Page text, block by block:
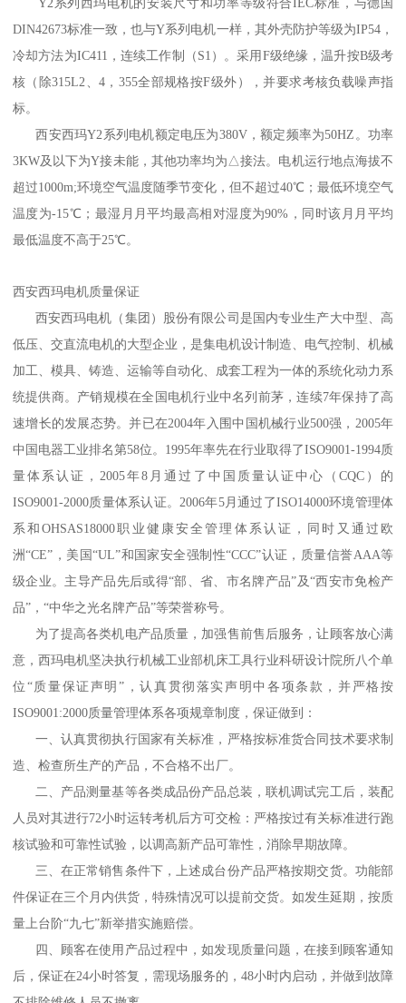
Y2系列西玛电机的安装尺寸和功率等级符合IEC标准，与德国
DIN42673标准一致，也与Y系列电机一样，其外壳防护等级为IP54，
冷却方法为IC411，连续工作制（S1）。采用F级绝缘，温升按B级考
核（除315L2、4，355全部规格按F级外），并要求考核负载噪声指
标。
西安西玛Y2系列电机额定电压为380V，额定频率为50HZ。功率
3KW及以下为Y接未能，其他功率均为△接法。电机运行地点海拔不
超过1000m;环境空气温度随季节变化，但不超过40℃；最低环境空气
温度为-15℃；最湿月月平均最高相对湿度为90%，同时该月月平均
最低温度不高于25℃。
西安西玛电机质量保证
西安西玛电机（集团）股份有限公司是国内专业生产大中型、高
低压、交直流电机的大型企业，是集电机设计制造、电气控制、机械
加工、模具、铸造、运输等自动化、成套工程为一体的系统化动力系
统提供商。产销规模在全国电机行业中名列前茅，连续7年保持了高
速增长的发展态势。并已在2004年入围中国机械行业500强，2005年
中国电器工业排名第58位。1995年率先在行业取得了ISO9001-1994质
量体系认证，2005年8月通过了中国质量认证中心（CQC）的
ISO9001-2000质量体系认证。2006年5月通过了ISO14000环境管理体
系和OHSAS18000职业健康安全管理体系认证，同时又通过欧
洲“CE”，美国“UL”和国家安全强制性“CCC”认证，质量信誉AAA等
级企业。主导产品先后或得“部、省、市名牌产品”及“西安市免检产
品”，“中华之光名牌产品”等荣誉称号。
为了提高各类机电产品质量，加强售前售后服务，让顾客放心满
意，西玛电机坚决执行机械工业部机床工具行业科研设计院所八个单
位“质量保证声明”，认真贯彻落实声明中各项条款，并严格按
ISO9001:2000质量管理体系各项规章制度，保证做到：
一、认真贯彻执行国家有关标准，严格按标准货合同技术要求制
造、检查所生产的产品，不合格不出厂。
二、产品测量基等各类成品份产品总装，联机调试完工后，装配
人员对其进行72小时运转考机后方可交检：严格按过有关标准进行跑
核试验和可靠性试验，以调高新产品可靠性，消除早期故障。
三、在正常销售条件下，上述成台份产品严格按期交货。功能部
件保证在三个月内供货，特殊情况可以提前交货。如发生延期，按质
量上台阶“九七”新举措实施赔偿。
四、顾客在使用产品过程中，如发现质量问题，在接到顾客通知
后，保证在24小时答复，需现场服务的，48小时内启动，并做到故障